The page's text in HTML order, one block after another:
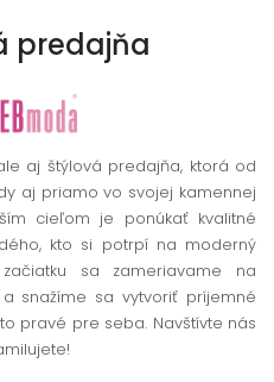
predajňa
aj štýlová predajňa, ktorá od
aj priamo vo svojej kamennej
cieľom je ponúkať kvalitné
kto si potrpí na moderný
sa zameriavame na
snažíme sa vytvoriť príjemné
pravé pre seba. Navštívte nás